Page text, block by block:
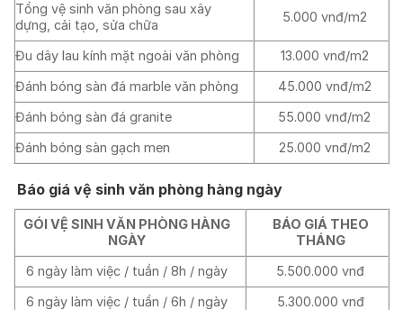
Tổng vệ sinh văn phòng sau xây
dựng, cải tạo, sửa chữa
5.000 vnđ/m2
Đu dây lau kính mặt ngoài văn phòng
13.000 vnđ/m2
Đánh bóng sàn đá marble văn phòng
45.000 vnđ/m2
Đánh bóng sàn đá granite
55.000 vnđ/m2
Đánh bóng sàn gạch men
25.000 vnđ/m2
Báo giá vệ sinh văn phòng hàng ngày
GÓI VỆ SINH VĂN PHÒNG HÀNG
NGÀY
BÁO GIÁ THEO
THÁNG
6 ngày làm việc / tuần / 8h / ngày
5.500.000 vnđ
6 ngày làm việc / tuần / 6h / ngày
5.300.000 vnđ